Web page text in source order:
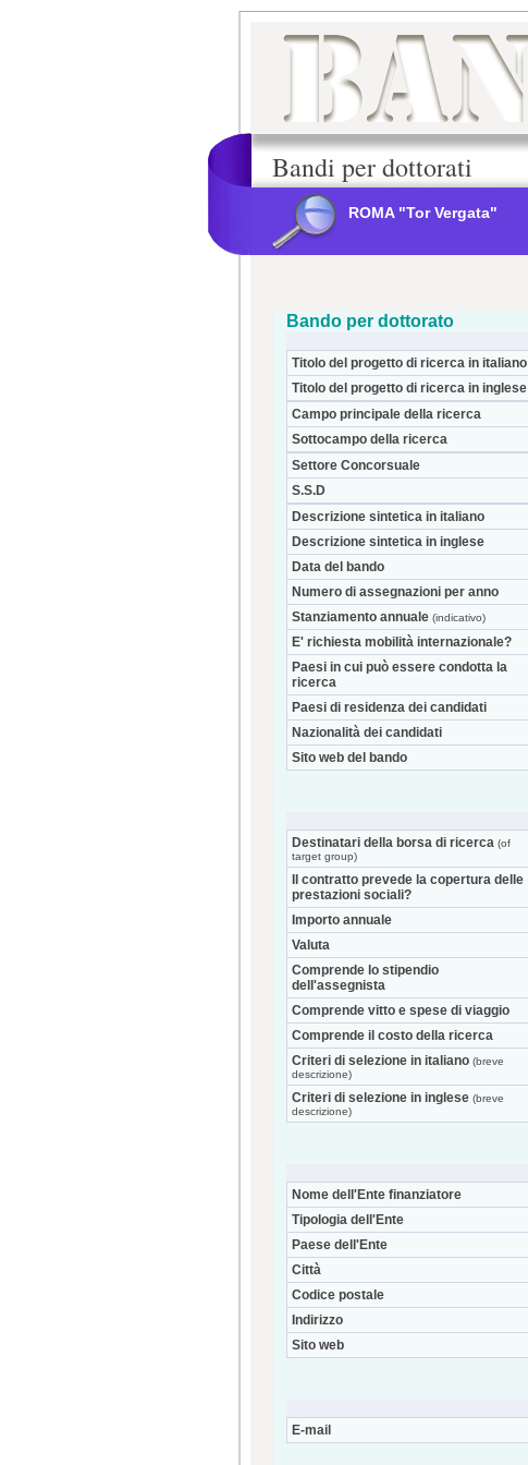
Bandi per dottorati
ROMA "Tor Vergata"
Bando per dottorato
Titolo del progetto di ricerca in italiano
Titolo del progetto di ricerca in inglese
Campo principale della ricerca
Sottocampo della ricerca
Settore Concorsuale
S.S.D
Descrizione sintetica in italiano
Descrizione sintetica in inglese
Data del bando
Numero di assegnazioni per anno
Stanziamento annuale (indicativo)
E' richiesta mobilità internazionale?
Paesi in cui può essere condotta la
ricerca
Paesi di residenza dei candidati
Nazionalità dei candidati
Sito web del bando
Destinatari della borsa di ricerca (of
target group)
Il contratto prevede la copertura delle
prestazioni sociali?
Importo annuale
Valuta
Comprende lo stipendio
dell'assegnista
Comprende vitto e spese di viaggio
Comprende il costo della ricerca
Criteri di selezione in italiano (breve
descrizione)
Criteri di selezione in inglese (breve
descrizione)
Nome dell'Ente finanziatore
Tipologia dell'Ente
Paese dell'Ente
Città
Codice postale
Indirizzo
Sito web
E-mail